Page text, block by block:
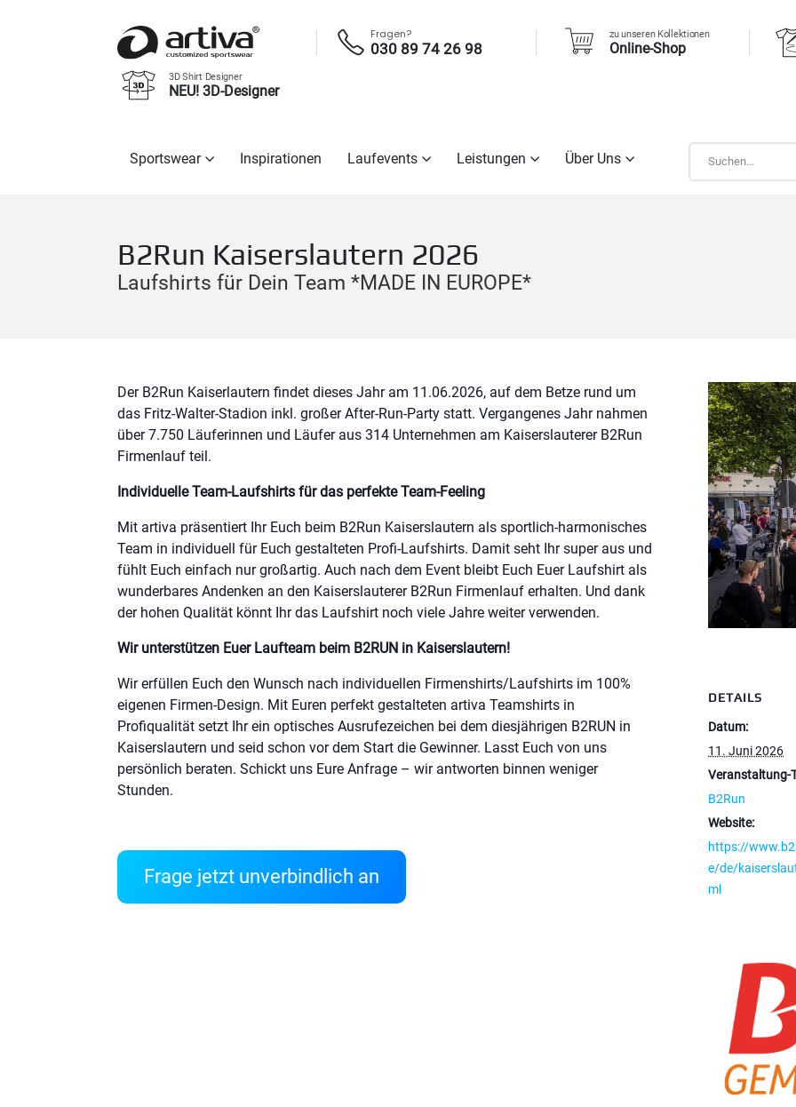
Fragen?
030 89 74 26 98
zu unseren Kollektionen
Online-Shop
3D Shirt Designer
NEU! 3D-Designer
Sportswear Inspirationen Laufevents Leistungen Über Uns
B2Run Kaiserslautern 2026
Laufshirts für Dein Team *MADE IN EUROPE*
Der B2Run Kaiserlautern findet dieses Jahr am 11.06.2026, auf dem Betze rund um
das Fritz-Walter-Stadion inkl. großer After-Run-Party statt. Vergangenes Jahr nahmen
über 7.750 Läuferinnen und Läufer aus 314 Unternehmen am Kaiserslauterer B2Run
Firmenlauf teil.
Individuelle Team-Laufshirts für das perfekte Team-Feeling
Mit artiva präsentiert Ihr Euch beim B2Run Kaiserslautern als sportlich-harmonisches
Team in individuell für Euch gestalteten Profi-Laufshirts. Damit seht Ihr super aus und
fühlt Euch einfach nur großartig. Auch nach dem Event bleibt Euch Euer Laufshirt als
wunderbares Andenken an den Kaiserslauterer B2Run Firmenlauf erhalten. Und dank
der hohen Qualität könnt Ihr das Laufshirt noch viele Jahre weiter verwenden.
Wir unterstützen Euer Laufteam beim B2RUN in Kaiserslautern!
Wir erfüllen Euch den Wunsch nach individuellen Firmenshirts/Laufshirts im 100%
eigenen Firmen-Design. Mit Euren perfekt gestalteten artiva Teamshirts in
Profiqualität setzt Ihr ein optisches Ausrufezeichen bei dem diesjährigen B2RUN in
Kaiserslautern und seid schon vor dem Start die Gewinner. Lasst Euch von uns
persönlich beraten. Schickt uns Eure Anfrage – wir antworten binnen weniger
Stunden.
Frage jetzt unverbindlich an
DETAILS
Datum:
11. Juni 2026
Veranstaltung-
B2Run
Website:
https://
e/de/
ml